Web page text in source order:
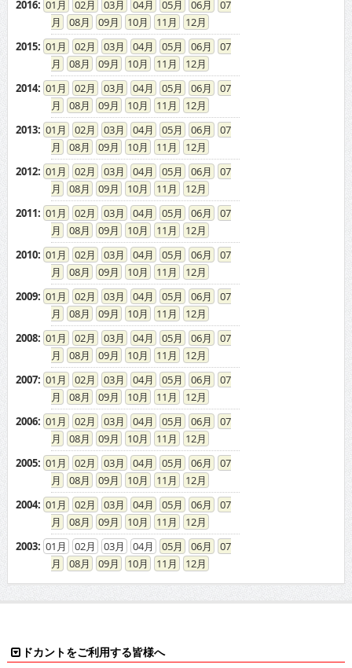
2016: 01 02 03 04 05 06
07
08
09 10 11
12
2015: 01 02 03 04 05 06
07
08
09 10 11
12
2014: 01 02 03 04 05 06
07
08
09 10 11
12
2013: 01 02 03 04 05 06
07
08
09 10 11
12
2012: 01 02 03 04 05 06
07
08
09 10 11
12
2011: 01 02 03 04 05 06
07
08
09 10 11
12
2010: 01 02 03 04 05 06
07
08
09 10 11
12
2009: 01 02 03 04 05 06
07
08
09 10 11
12
2008: 01 02 03 04 05 06
07
08
09 10 11
12
2007: 01 02 03 04 05 06
07
08
09 10 11
12
2006: 01 02 03 04 05 06
07
08
09 10 11
12
2005: 01 02 03 04 05 06
07
08
09 10 11
12
2004: 01 02 03 04 05 06
07
08
09 10 11
12
2003: 01 02 03 04 05 06
07
08
09 10 11 12
ドカントをご利用する皆様へ